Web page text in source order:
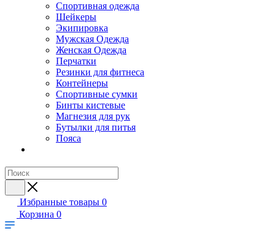
Спортивная одежда
Шейкеры
Экипировка
Мужская Одежда
Женская Одежда
Перчатки
Резинки для фитнеса
Контейнеры
Спортивные сумки
Бинты кистевые
Магнезия для рук
Бутылки для питья
Пояса
Избранные товары 0
Корзина 0